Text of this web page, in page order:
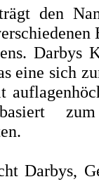
den
Darbys
eine sich
basiert
.
Darbys,